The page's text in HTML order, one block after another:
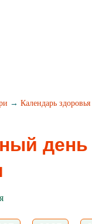
→ Календарь здоровья
день